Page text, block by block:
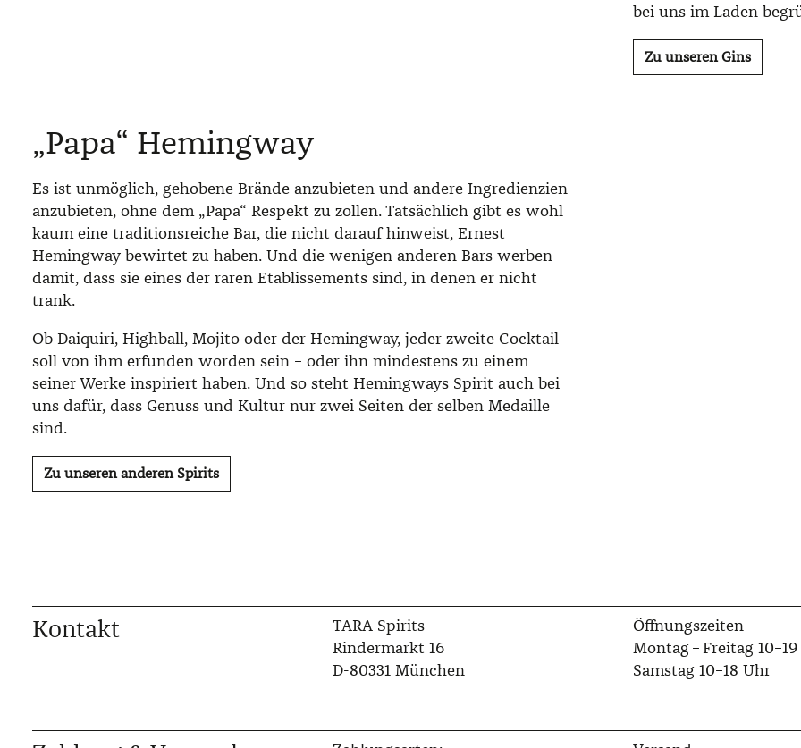
bei uns im Laden
Zu unseren Gins
„Papa“ Hemingway
Es ist unmöglich, gehobene Brände anzubieten und andere Ingredienzien
anzubieten, ohne dem „Papa“ Respekt zu zollen. Tatsächlich gibt es wohl
kaum eine traditionsreiche Bar, die nicht darauf hinweist, Ernest
Hemingway bewirtet zu haben. Und die wenigen anderen Bars werben
damit, dass sie eines der raren Etablissements sind, in denen er nicht
trank.
Ob Daiquiri, Highball, Mojito oder der Hemingway, jeder zweite Cocktail
soll von ihm erfunden worden sein – oder ihn mindestens zu einem
seiner Werke inspiriert haben. Und so steht Hemingways Spirit auch bei
uns dafür, dass Genuss und Kultur nur zwei Seiten der selben Medaille
sind.
Zu unseren anderen Spirits
Kontakt
TARA Spirits
Rindermarkt 16
D-80331 München
Öffnungszeiten
Montag – Freitag
Samstag 10–18 Uhr